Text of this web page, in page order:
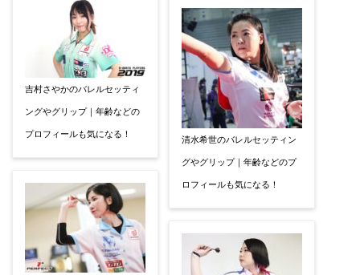
吉村さやかのバレルセッティ
ングやグリップ｜年齢などの
プロフィールも気になる！
清水希世のバレルセッティン
グやグリップ｜年齢などのプ
ロフィールも気になる！